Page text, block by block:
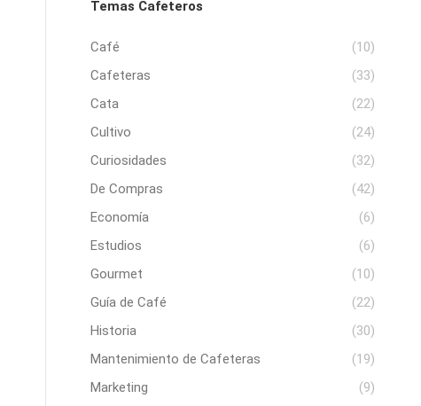
Temas Cafeteros
Café
(10)
Cafeteras
(33)
Cata
(22)
Cultivo
(24)
Curiosidades
(32)
De Compras
(42)
Economía
(6)
Estudios
(6)
Gourmet
(10)
Guía de Café
(22)
Historia
(30)
Mantenimiento de Cafeteras
(19)
Marketing
(9)